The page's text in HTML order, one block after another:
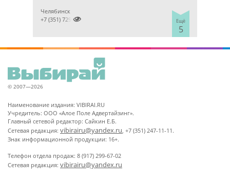
Ещё
5
Челябинск

+7 (351) 7298929
© 2007—2026
Наименование издания: VIBIRAI.RU
Учредитель: ООО «Алое Поле Адвертайзинг».
Главный сетевой редактор: Сайкин Е.Б.
Сетевая редакция: vibirairu@yandex.ru, +7 (351) 247-11-11.
Знак информационной продукции: 16+.
Телефон отдела продаж: 8 (917) 299-67-02
Сетевая редакция: vibirairu@yandex.ru